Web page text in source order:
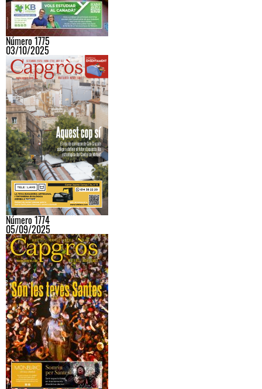
Número 1775
03/10/2025
Número 1774
05/09/2025